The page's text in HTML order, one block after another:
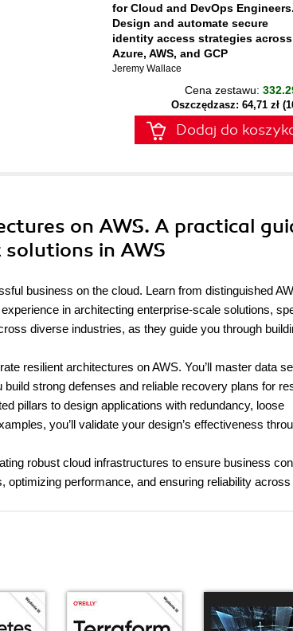
for Cloud and DevOps Engineers.
Design and automate secure
identity access strategies across
Azure, AWS, and GCP
Jeremy Wallace
Cena zestawu:
Oszczędzasz: 64,71 zł
Dodaj do
on AWS. A practical
in AWS
business on the cloud. Learn from distinguished
in architecting enterprise-scale solutions,
diverse industries, as they guide you through
resilient architectures on AWS. You’ll master data
strong defenses and reliable recovery plans for
pillars to design applications with redundancy, loose
you’ll validate your design’s effectiveness
robust cloud infrastructures to ensure business
performance, and ensuring reliability across